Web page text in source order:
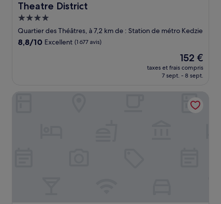
Theatre District
Hébergement
4.0 étoiles
Quartier des Théâtres, à 7,2 km de : Station de métro Kedzie
8.8
8,8/10 Excellent (1 677 avis)
Le
nouveau
prix
de
152 €
152 €
taxes et frais compris
7 sept. - 8 sept.